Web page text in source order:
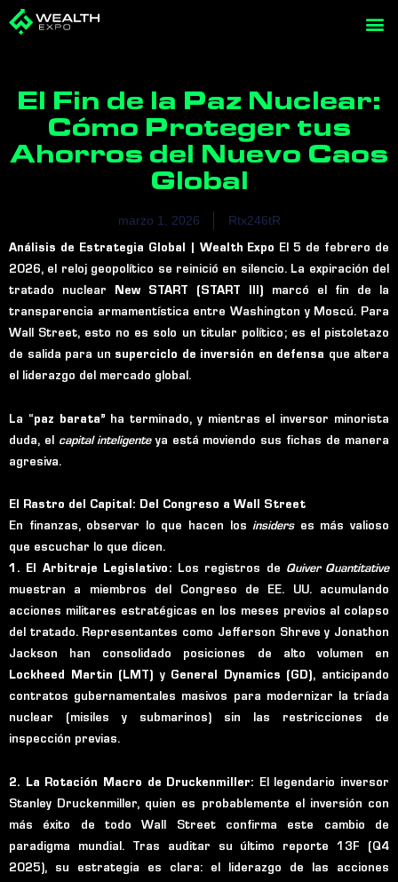
El Fin de la Paz Nuclear:
Cómo Proteger tus
Ahorros del Nuevo Caos
Global
marzo 1, 2026 Rtx246tR
Análisis de Estrategia Global | Wealth Expo El 5 de febrero de
2026, el reloj geopolítico se reinició en silencio. La expiración del
tratado nuclear New START (START III) marcó el fin de la
transparencia armamentística entre Washington y Moscú. Para
Wall Street, esto no es solo un titular político; es el pistoletazo
de salida para un superciclo de inversión en defensa que altera
el liderazgo del mercado global.
La “paz barata” ha terminado, y mientras el inversor minorista
duda, el capital inteligenteya está moviendo sus fichas de manera
agresiva.
El Rastro del Capital: Del Congreso a Wall Street
En finanzas, observar lo que hacen losinsiderses más valioso
que escuchar lo que dicen.
1. El Arbitraje Legislativo: Los registros de Quiver Quantitative
muestran a miembros del Congreso de EE. UU. acumulando
acciones militares estratégicas en los meses previos al colapso
del tratado. Representantes como Jefferson Shreve y Jonathon
Jackson han consolidado posiciones de alto volumen en
Lockheed Martin (LMT) y General Dynamics (GD), anticipando
contratos gubernamentales masivos para modernizar la tríada
nuclear (misiles y submarinos) sin las restricciones de
inspección previas.
2. La Rotación Macro de Druckenmiller: El legendario inversor
Stanley Druckenmiller, quien es probablemente el inversión con
más éxito de todo Wall Street confirma este cambio de
paradigma mundial. Tras auditar su último reporte 13F (Q4
2025), su estrategia es clara: el liderazgo de las acciones